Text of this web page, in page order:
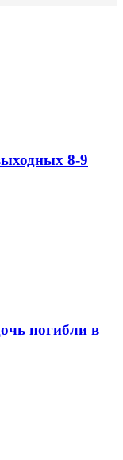
8-9
погибли в